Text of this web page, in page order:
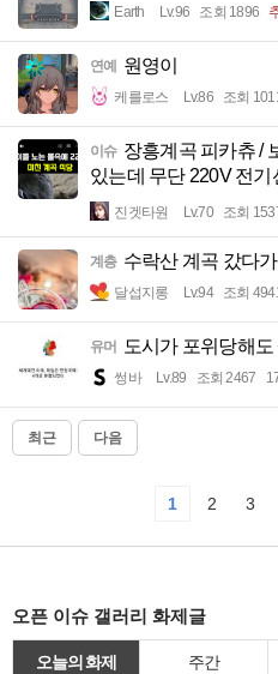
Earth Lv.96 조회 1896
연예 원영이
케를로스 Lv.86 조회
이슈 장흥계곡 피카츄 /
있는데 무단 220V 전기
진겟타원 Lv.70 조회
계층 수락산 계곡 갔다
달섭지롱 Lv.94 조회
유머 도시가 포위당해
썽바 Lv.89 조회 2467
최근 다음
1 2 3
오픈 이슈 갤러리 화제글
오늘의 화제 주간